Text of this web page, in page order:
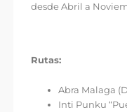
desde Abril a
Rutas:
Abra Malaga
Inti Punku